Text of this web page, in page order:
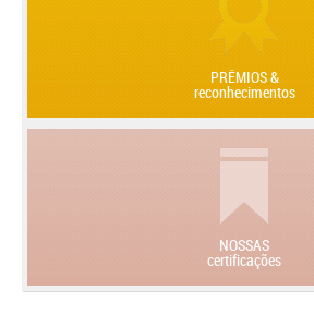
PRÊMIOS &
reconhecimentos
NOSSAS
certificações